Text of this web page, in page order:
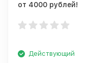
от 4000 рублей!
Действующий